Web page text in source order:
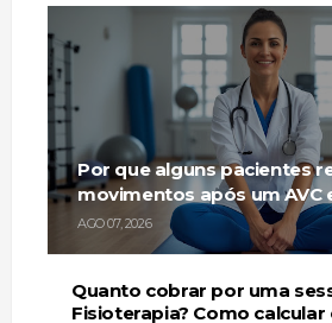
Por que alguns pacientes
movimentos após um AVC
AGO 07, 2026
Quanto cobrar por uma
Fisioterapia? Como calcular